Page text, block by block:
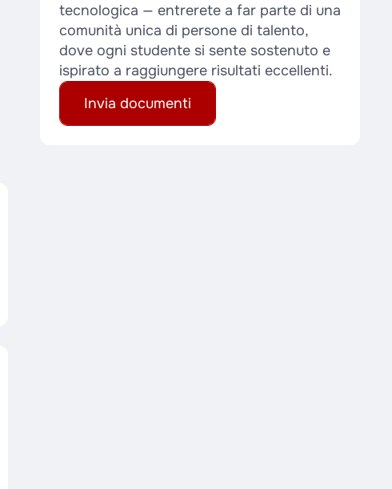
tecnologica — entrerete a far parte di una
comunità unica di persone di talento,
dove ogni studente si sente sostenuto e
ispirato a raggiungere risultati eccellenti.
Invia documenti